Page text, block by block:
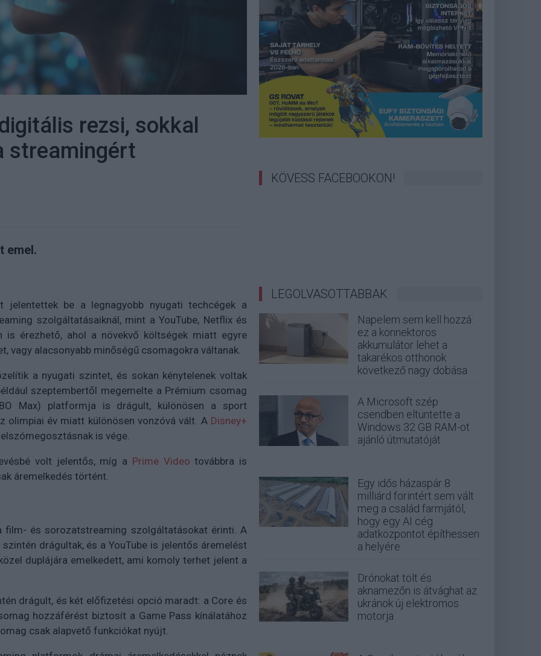
rezsi, sokkal
streamingért
emel.
jelentettek be a legnagyobb nyugati techcégek a
szolgáltatásaiknál, mint a YouTube, Netflix és
is érezhető, ahol a növekvő költségek miatt egyre
vagy alacsonyabb minőségű csomagokra váltanak.
a nyugati szintet, és sokan kénytelenek voltak
szeptembertől megemelte a Prémium csomag
Max) platformja is drágult, különösen a sport
olimpiai év miatt különösen vonzóvá vált. A Disney+
is vége.
volt jelentős, míg a Prime Video továbbra is
áremelkedés történt.
film- és sorozatstreaming szolgáltatásokat érinti. A
szintén drágultak, és a YouTube is jelentős áremelést
duplájára emelkedett, ami komoly terhet jelent a
drágult, és két előfizetési opció maradt: a Core és
hozzáférést biztosít a Game Pass kínálatához
csak alapvető funkciókat nyújt.
KÖVESS FACEBOOKON!
LEGOLVASOTTABBAK
Napelem sem kell hozzá:
ez a konnektoros
akkumulátor lehet a
takarékos otthonok
következő nagy dobása
A Microsoft szép
csendben eltüntette a
Windows 32 GB RAM-ot
ajánló útmutatóját
Egy idős házaspár 8
milliárd forintért sem vált
meg a család farmjától,
hogy egy AI cég
adatközpontot építhessen
a helyére
Drónokat tölt és
aknamezőn is átvághat az
ukránok új elektromos
motorja